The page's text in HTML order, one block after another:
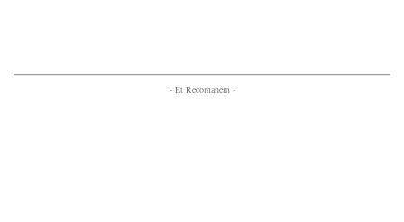
- Et Recomanem -